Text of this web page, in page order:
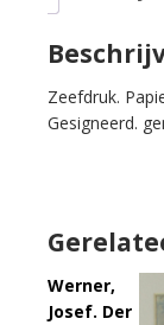
aantal
Zeefdruk.
Gesigneerd.
Werner,
Josef. Der